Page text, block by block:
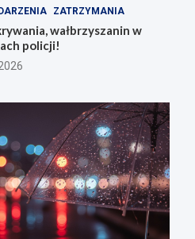
ZATRZYMANIA
wałbrzyszanin w
policji!